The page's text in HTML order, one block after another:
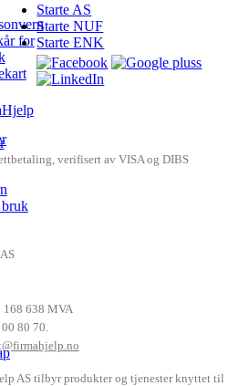
for
Starte AS
Starte NUF
Starte ENK
168 638 MVA
00 80 70
AS tilbyr produkter og tjenester knyttet til